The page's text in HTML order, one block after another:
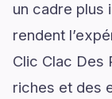
un cadre plus
rendent
Clic Clac Des
riches et des